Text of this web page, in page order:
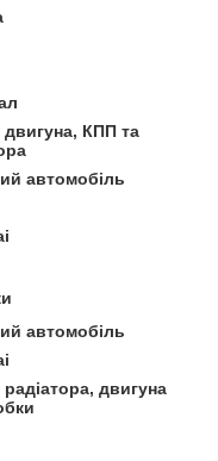
двигуна, КПП та
автомобіль
автомобіль
двигуна